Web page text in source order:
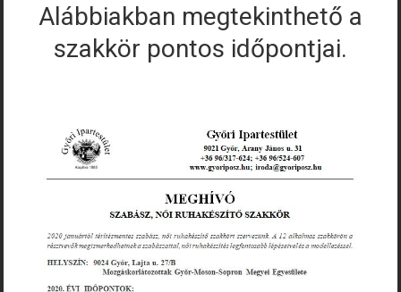
Alábbiakban megtekinthető a
szakkör pontos időpontjai.